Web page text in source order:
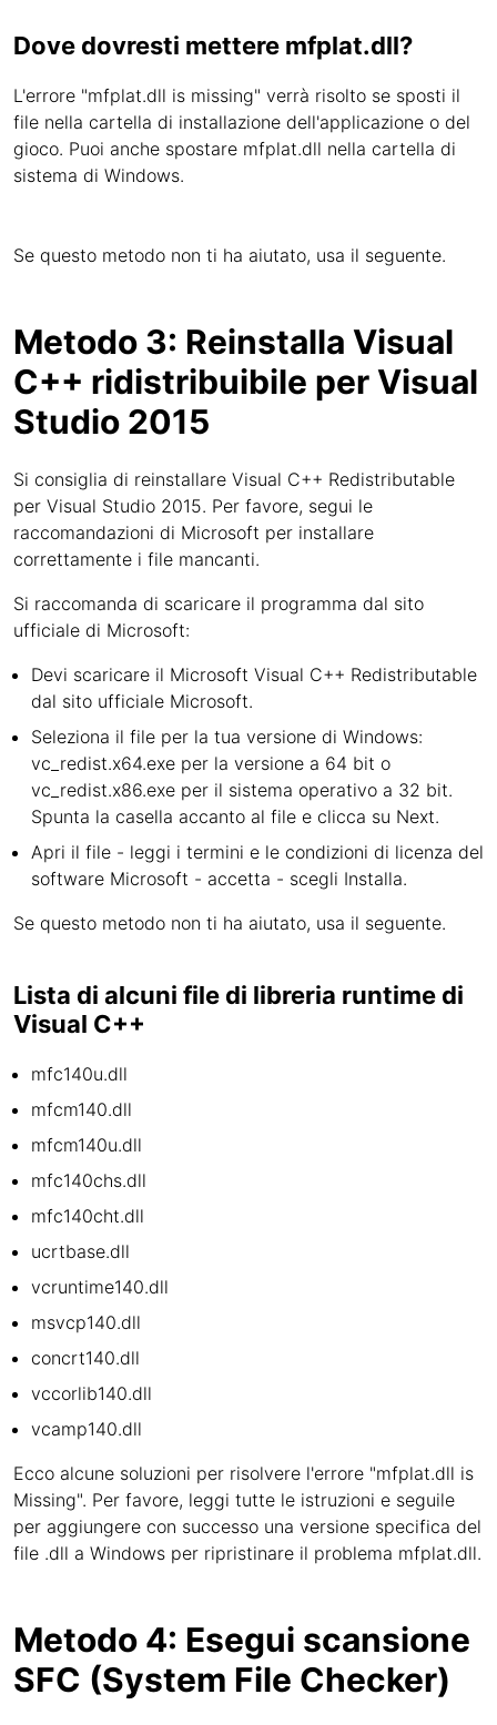
Dove dovresti mettere mfplat.dll?
L'errore "mfplat.dll is missing" verrà risolto se sposti il
file nella cartella di installazione dell'applicazione o del
gioco. Puoi anche spostare mfplat.dll nella cartella di
sistema di Windows.
Se questo metodo non ti ha aiutato, usa il seguente.
Metodo 3: Reinstalla Visual
C++ ridistribuibile per Visual
Studio 2015
Si consiglia di reinstallare Visual C++ Redistributable
per Visual Studio 2015. Per favore, segui le
raccomandazioni di Microsoft per installare
correttamente i file mancanti.
Si raccomanda di scaricare il programma dal sito
ufficiale di Microsoft:
Devi scaricare il Microsoft Visual C++ Redistributable
dal sito ufficiale Microsoft.
Seleziona il file per la tua versione di Windows:
vc_redist.x64.exe per la versione a 64 bit o
vc_redist.x86.exe per il sistema operativo a 32 bit.
Spunta la casella accanto al file e clicca su Next.
Apri il file - leggi i termini e le condizioni di licenza del
software Microsoft - accetta - scegli Installa.
Se questo metodo non ti ha aiutato, usa il seguente.
Lista di alcuni file di libreria runtime di
Visual C++
mfc140u.dll
mfcm140.dll
mfcm140u.dll
mfc140chs.dll
mfc140cht.dll
ucrtbase.dll
vcruntime140.dll
msvcp140.dll
concrt140.dll
vccorlib140.dll
vcamp140.dll
Ecco alcune soluzioni per risolvere l'errore "mfplat.dll is
Missing". Per favore, leggi tutte le istruzioni e seguile
per aggiungere con successo una versione specifica del
file .dll a Windows per ripristinare il problema mfplat.dll.
Metodo 4: Esegui scansione
SFC (System File Checker)